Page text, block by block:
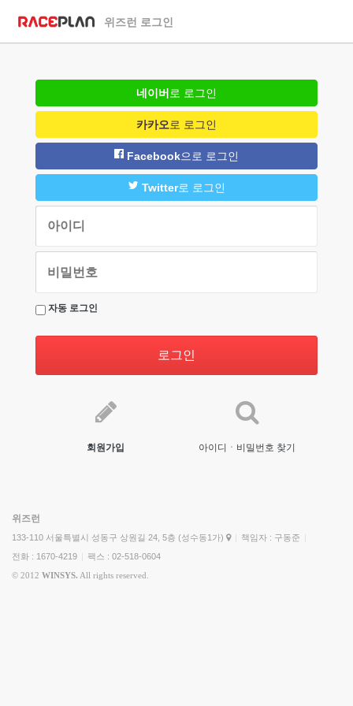
위즈런 로그인
네이버 로 로그인
카카오로 로그인
Facebook으로 로그인
Twitter로 로그인
자동 로그인
로그인
회원가입 아이디ㆍ비밀번호 찾기
위즈런
133-110 서울특별시 성동구 상원길 24, 5층 (성수동1가) 책임자 : 구동준
전화 : 1670-4219
팩스 : 02-518-0604
© 2012 WINSYS. All rights reserved.